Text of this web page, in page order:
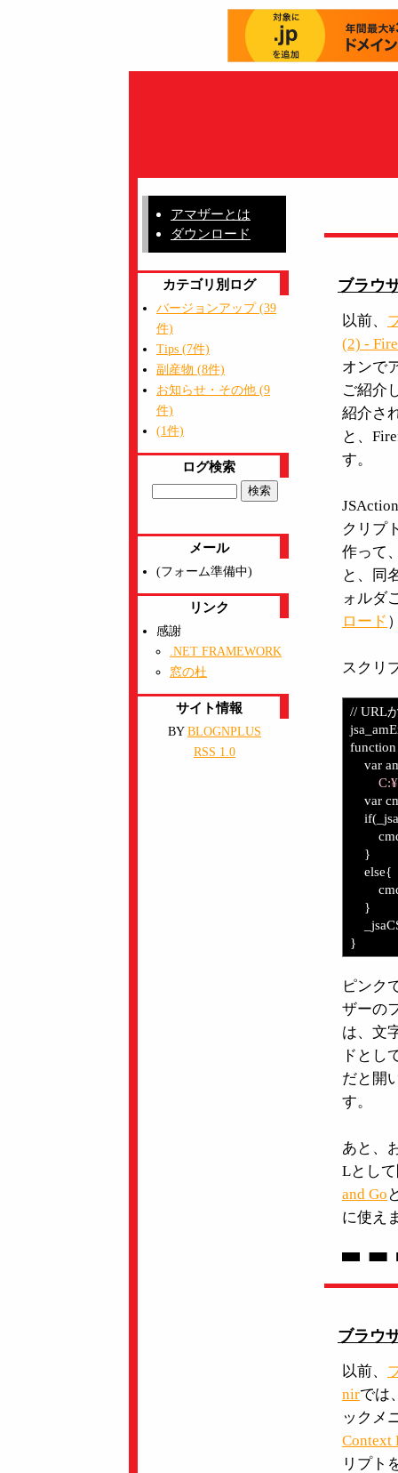
アマザーとは
ダウンロード
カテゴリ別ログ
バージョンアップ (39
件)
Tips (7件)
副産物 (8件)
お知らせ・その他 (9
件)
(1件)
ログ検索
メール
(フォーム準備中)
リンク
感謝
.NET FRAMEWORK
窓の杜
サイト情報
BY BLOGNPLUS
RSS 1.0
ブラウ
以前、
(2) -
オンで
ご紹介
紹介さ
と、
す。
クリプ
作って
と、同
ォルダ
ロード
スクリ
// URL
var
var
}
else{
}
}
ピンク
ザーの
は、文
ドとし
だと開
す。
あと、
Lとし
and Go
に使え
ブラウ
以前、
nirでは
ックメ
Context
リプト